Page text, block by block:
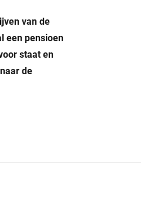
van de
een pensioen
staat en
de